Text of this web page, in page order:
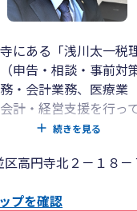
場合にはオンライン
ます。
くお願いいたします
にある「浅川太一税
申告・相談・事前対
・会計業務、医療業
計・経営支援を行っ
とう」の言葉を一つ
い、迅速かつ丁寧で
続きを見る
区高円寺北２－１８－
プを確認